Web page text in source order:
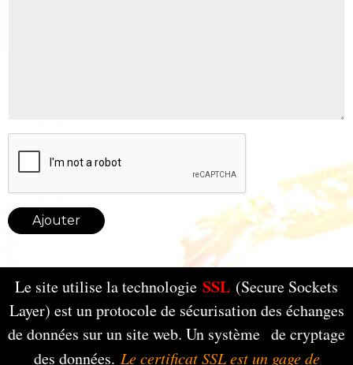
Ajouter
Le site utilise la technologie SSL (Secure Sockets
Layer) est un protocole de sécurisation des échanges
de données sur un site web. Un système de cryptage
des données. Le certificat SSL est un gage de